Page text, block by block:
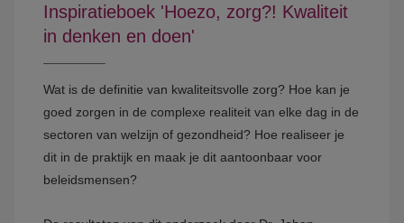
Inspiratieboek 'Hoezo, zorg?! Kwaliteit
in denken en doen'
Wat is de definitie van kwaliteitsvolle zorg? Hoe kan je
goed zorgen in de complexe realiteit van elke dag in de
sectoren van welzijn of gezondheid? Hoe realiseer je
dit in de praktijk en maak je dit aantoonbaar voor
beleidsmensen?